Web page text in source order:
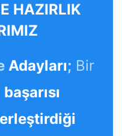
HAZIRLIK
Adayları; Bir
başarısı